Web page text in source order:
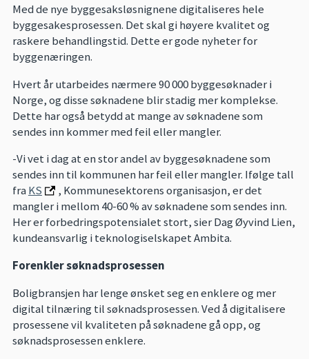
Med de nye byggesaksløsnignene digitaliseres hele
byggesakesprosessen. Det skal gi høyere kvalitet og
raskere behandlingstid. Dette er gode nyheter for
byggenæringen.
Hvert år utarbeides nærmere 90 000 byggesøknader i
Norge, og disse søknadene blir stadig mer komplekse.
Dette har også betydd at mange av søknadene som
sendes inn kommer med feil eller mangler.
-Vi vet i dag at en stor andel av byggesøknadene som
sendes inn til kommunen har feil eller mangler. Ifølge tall
fraKS
, Kommunesektorens organisasjon, er det
mangler i mellom 40-60 % av søknadene som sendes inn.
Her er forbedringspotensialet stort, sier Dag Øyvind Lien,
kundeansvarlig i teknologiselskapet Ambita.
Forenkler søknadsprosessen
Boligbransjen har lenge ønsket seg en enklere og mer
digital tilnæring til søknadsprosessen. Ved å digitalisere
prosessene vil kvaliteten på søknadene gå opp, og
søknadsprosessen enklere.